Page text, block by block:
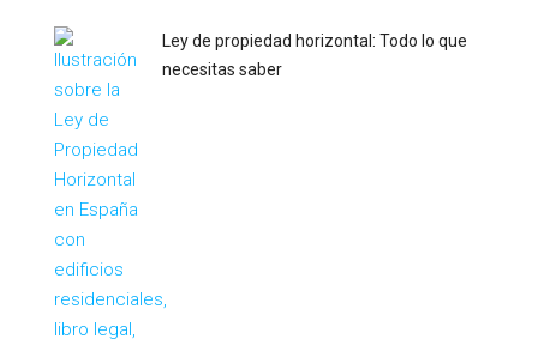
Ley de propiedad horizontal: Todo lo que
necesitas saber